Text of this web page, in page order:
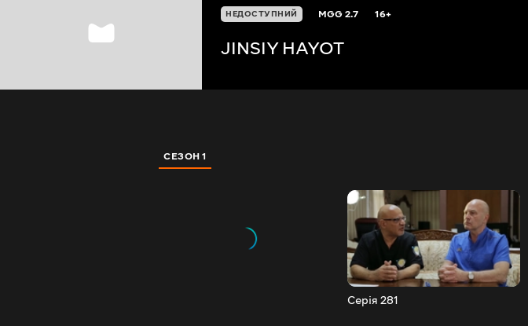
НЕДОСТУПНИЙ MGG2.7 16+
JINSIY HAYOT
СЕЗОН 1
Серія 281